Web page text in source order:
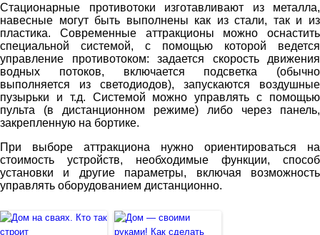
Стационарные противотоки изготавливают из металла,
навесные могут быть выполнены как из стали, так и из
пластика. Современные аттракционы можно оснастить
специальной системой, с помощью которой ведется
управление противотоком: задается скорость движения
водных потоков, включается подсветка (обычно
выполняется из светодиодов), запускаются воздушные
пузырьки и т.д. Системой можно управлять с помощью
пульта (в дистанционном режиме) либо через панель,
закрепленную на бортике.
При выборе аттракциона нужно ориентироваться на
стоимость устройств, необходимые функции, способ
установки и другие параметры, включая возможность
управлять оборудованием дистанционно.